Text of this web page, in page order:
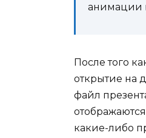
анимации
После того
открытие на
файл
какие-либо